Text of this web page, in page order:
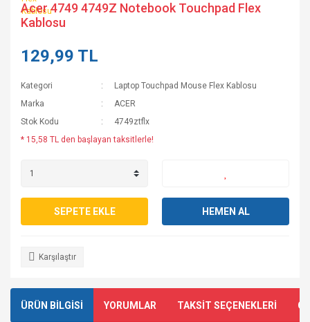
Acer 4749 4749Z Notebook Touchpad Flex
Kablosu
129,99 TL
Kategori
Laptop Touchpad Mouse Flex Kablosu
Marka
ACER
Stok Kodu
4749ztflx
* 15,58 TL den başlayan taksitlerle!
SEPETE EKLE HEMEN AL
Karşılaştır
ÜRÜN BİLGİSİ YORUMLAR TAKSİT SEÇENEKLERİ